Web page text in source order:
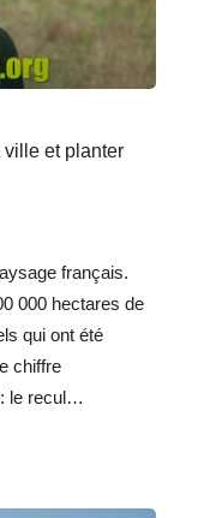
et planter
français.
000 hectares de
qui ont été
chiffre
: le recul…